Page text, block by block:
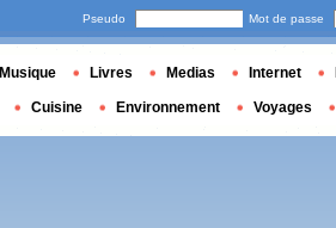
Pseudo Mot de passe
Musique Livres Medias Internet
Cuisine Environnement Voyages